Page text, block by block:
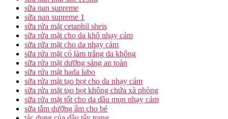
sữa nan supreme
sữa nan supreme 1
sữa rửa mặt cetaphil sheis
sữa rửa mặt cho da khô nhạy cảm
sữa rửa mặt cho da nhạy cảm
sữa rửa mặt có làm trắng da không
sữa rửa mặt dưỡng sáng an toàn
sữa rửa mặt hada labo
sữa rửa mặt tạo bọt cho da nhạy cảm
sữa rửa mặt tạo bọt không chứa xà phòng
sữa rửa mặt tốt cho da dầu mụn nhạy cảm
sữa tắm dưỡng ẩm cho bé